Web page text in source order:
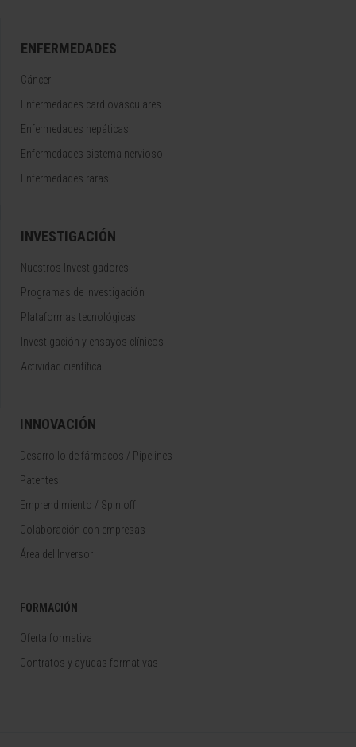
ENFERMEDADES
Cáncer
Enfermedades cardiovasculares
Enfermedades hepáticas
Enfermedades sistema nervioso
Enfermedades raras
INVESTIGACIÓN
Nuestros Investigadores
Programas de investigación
Plataformas tecnológicas
Investigación y ensayos clínicos
Actividad científica
INNOVACIÓN
Desarrollo de fármacos / Pipelines
Patentes
Emprendimiento / Spin off
Colaboración con empresas
Área del Inversor
FORMACIÓN
Oferta formativa
Contratos y ayudas formativas